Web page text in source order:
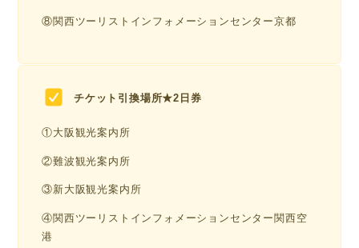
⑧関⻄ツーリストインフォメーションセンター京都
チケット引換場所★2日券
①大阪観光案内所
②難波観光案内所
③新大阪観光案内所
④関⻄ツーリストインフォメーションセンター関⻄空
港